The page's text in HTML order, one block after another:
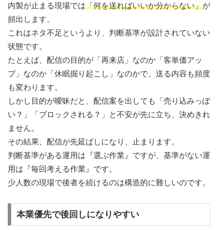
内製が止まる現場では「何を送ればいいか分からない」が
頻出します。
これはネタ不足というより、判断基準が設計されていない
状態です。
たとえば、配信の目的が「再来店」なのか「客単価アッ
プ」なのか「休眠掘り起こし」なのかで、送る内容も頻度
も変わります。
しかし目的が曖昧だと、配信案を出しても「売り込みっぽ
い？」「ブロックされる？」と不安が先に立ち、決めきれ
ません。
その結果、配信が先延ばしになり、止まります。
判断基準がある運用は『選ぶ作業』ですが、基準がない運
用は『毎回考える作業』です。
少人数の現場で後者を続けるのは構造的に難しいのです。
本業優先で後回しになりやすい